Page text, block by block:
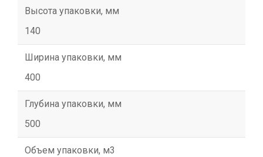
Высота упаковки, мм
140
Ширина упаковки, мм
400
Глубина упаковки, мм
500
Объем упаковки, м3